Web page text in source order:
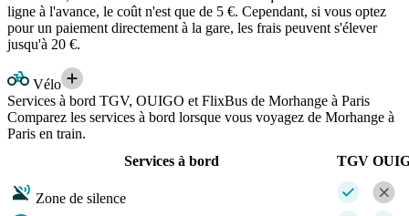
ligne à l'avance, le coût n'est que de 5 €. Cependant, si vous optez
pour un paiement directement à la gare, les frais peuvent s'élever
jusqu'à 20 €.
Vélo
Services à bord TGV, OUIGO et FlixBus de Morhange à Paris
Comparez les services à bord lorsque vous voyagez de Morhange à
Paris en train.
Services à bord
TGV
Zone de silence